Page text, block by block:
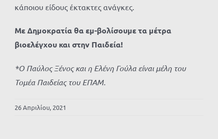
κάποιου είδους έκτακτες ανάγκες.
Με Δημοκρατία θα εμ-βολίσουμε τα μέτρα
βιοελέγχου και στην Παιδεία!
*Ο Παύλος Ξένος και η Ελένη Γούλαείναι μέλη του
Τομέα Παιδείας του ΕΠΑΜ.
26 Απριλίου, 2021